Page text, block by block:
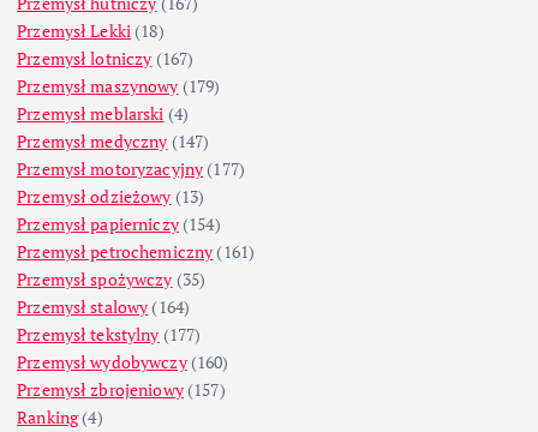
Przemysł Lekki (18)
Przemysł lotniczy (167)
Przemysł maszynowy (179)
Przemysł meblarski (4)
Przemysł medyczny (147)
Przemysł motoryzacyjny (177)
Przemysł odzieżowy (13)
Przemysł papierniczy(154)
Przemysł petrochemiczny (161)
Przemysł spożywczy (35)
Przemysł stalowy (164)
Przemysł tekstylny (177)
Przemysł wydobywczy(160)
Przemysł zbrojeniowy(157)
Ranking(4)